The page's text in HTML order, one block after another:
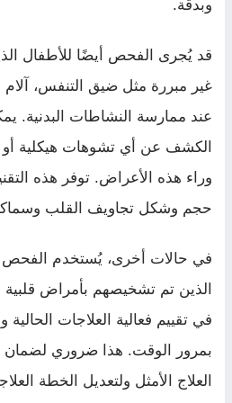
وبدقة.
قد يُجرى الفحص أيضًا للأطفال
غير مبررة مثل ضيق التنفس، آلام
عند ممارسة النشاطات البدنية.
الكشف عن أي تشوهات هيكلية
وراء هذه الأعراض. توفر هذه
حجم وشكل تجاويف القلب
في حالات أخرى، يُستخدم الفحص
الذين تم تشخيصهم بأمراض
في تقييم فعالية العلاجات الحالية
بمرور الوقت. هذا ضروري
العلاج الأمثل ولتعديل الخطة